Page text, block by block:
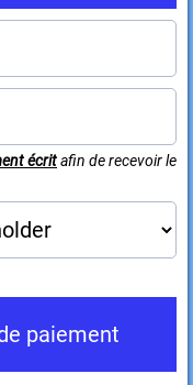
écritafin de recevoir le
paiement